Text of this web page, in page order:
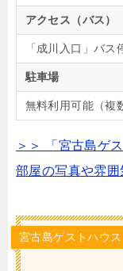
アクセス（バス）
「成川入口」バス
駐車場
無料利用可能（複
＞＞ 「宮古島ゲ
部屋の写真や雰
宮古島ゲストハウ